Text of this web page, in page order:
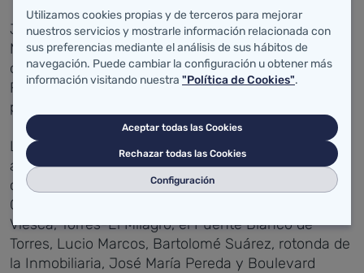
Junto a la consejera, en el recorrido de esta X
Marcha contra el Cáncer han participado, entre
otros, la directora general de Inclusión Social,
Familias e Igualdad, Tamara González, y la
presidenta de la AECC en Torrelavega, Ana Barca.
La marcha, con una distancia de 6,5 kilómetros
apta para todos los públicos, ha recorrido diversas
calles de Torrelavega, como la Avenida de España,
Cicero Arteche, Carlos Pondal, El Malecón, La
Viesca, Torres-El Milagro, el Puente Blanco de
Torres, Lucio Marcos, Bartolomé Suárez, rotonda de
la Inmobiliaria, José María Pereda y Boulevard
Utilizamos cookies propias y de terceros para mejorar
nuestros servicios y mostrarle información relacionada con
sus preferencias mediante el análisis de sus hábitos de
navegación. Puede cambiar la configuración u obtener más
información visitando nuestra "Política de Cookies".
Aceptar todas las Cookies
Rechazar todas las Cookies
Configuración